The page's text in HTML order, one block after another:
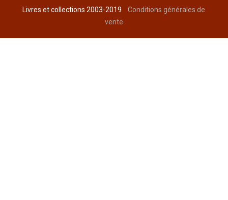
Livres et collections 2003-2019Conditions générales de
vente